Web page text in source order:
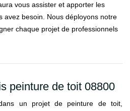
vous assister et apporter les
avez besoin. Nous déployons notre
chaque projet de professionnels
peinture de toit 08800
un projet de peinture de toit,